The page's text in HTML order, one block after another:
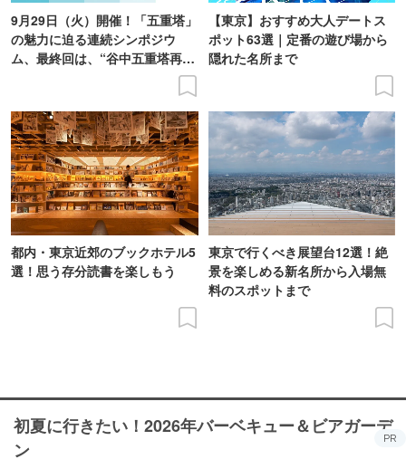
9月29日（火）開催！「五重塔」
の魅力に迫る連続シンポジウ
ム、最終回は、“谷中五重塔再建
【東京】おすすめ大人デートス
ポット63選｜定番の遊び場から
隠れた名所まで
都内・東京近郊のブックホテル5
選！思う存分読書を楽しもう
東京で行くべき展望台12選！絶
景を楽しめる新名所から入場無
料のスポットまで
初夏に行きたい！2026年バーベキュー＆ビアガーデ
ン
PR